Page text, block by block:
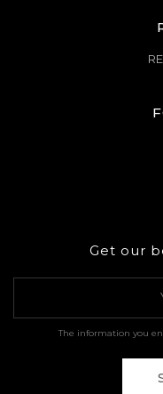
Get our
The information you